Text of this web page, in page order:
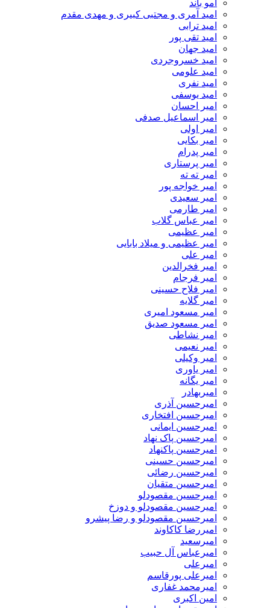
امو باند
امید آمری و مجتبی کبیری و مهدى مقدم
امید ترابی
امید تقی پور
امید جهان
امید خسروجردی
امید علومی
امید نفری
امید یوسفی
امیر احسان
امیر اسماعیل صدفی
امیر اولی
امیر بکایی
امیر پدرام
امیر پرستاری
امیر ته ته
امیر خواجه پور
امیر سعیدی
امیر طارمی
امیر عباس گلاب
امیر عظیمی
امیر عظیمی و میلاد بابایی
امیر علی
امیر فخرالدین
امیر فرجام
امیر فلاح حسینی
امیر گلایه
امیر مسعود امیری
امیر مسعود صدیق
امیر نشاطی
امیر نعیمی
امیر وکیلی
امیر یاوری
امیر یگانه
امیربهادر
امیرحسین آذری
امیرحسین افتخاری
امیرحسین ایمانی
امیرحسین پاک نهاد
امیرحسین پاکنهاد
امیرحسین حسینی
امیرحسین رضائی
امیرحسین متقیان
امیرحسین مقصودلو
امیرحسین مقصودلو و دوزخ
امیرحسین مقصودلو و رضا پیشرو
امیررضا کاکاوند
امیرسعید
امیرعباس آل حبیب
امیرعلی
امیرعلی پورقاسم
امیرمحمد غفاری
امین اکبری